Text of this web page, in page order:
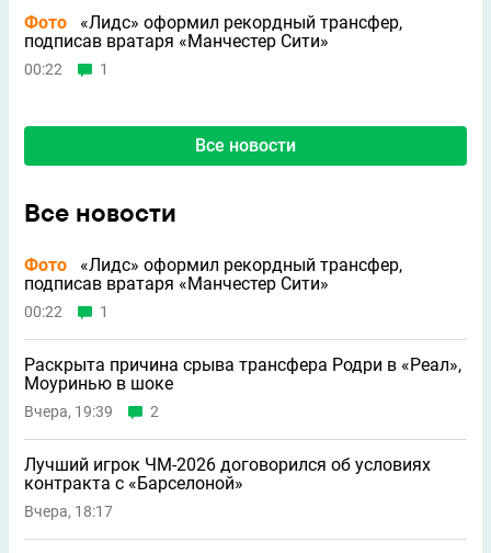
Фото
«Лидс» оформил рекордный трансфер,
подписав вратаря «Манчестер Сити»
00:22 1
Все новости
Все новости
Фото
«Лидс» оформил рекордный трансфер,
подписав вратаря «Манчестер Сити»
00:22 1
Раскрыта причина срыва трансфера Родри в «Реал»,
Моуринью в шоке
Вчера, 19:39 2
Лучший игрок ЧМ-2026 договорился об условиях
контракта с «Барселоной»
Вчера, 18:17